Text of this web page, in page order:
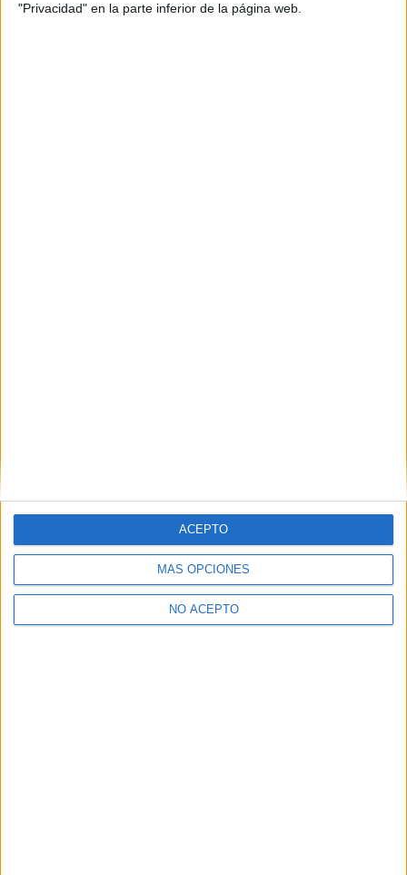
"Privacidad" en la parte inferior de la página web.
MÁS OPCIONES
NO ACEPTO
ACEPTO
Aceptolos Términos y Condicionesde uso*
Y como regalo de agradecimiento, por registrarte te daremos
gratis una copia de nuestro ebook con 100 consejos para tu
primer año de universidad